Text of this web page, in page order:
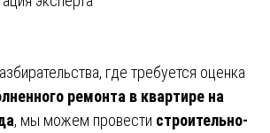
где требуется оценка
ремонта в квартире на
, мы можем провести строительно-